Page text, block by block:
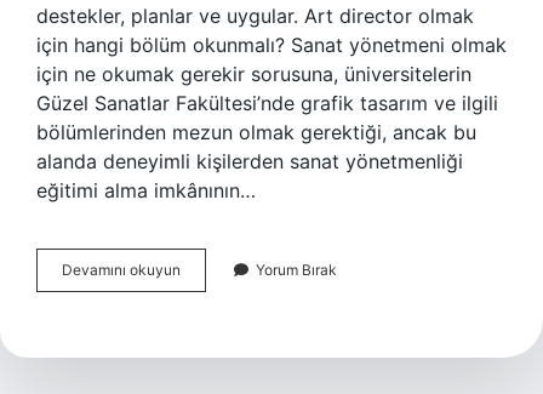
destekler, planlar ve uygular. Art director olmak
için hangi bölüm okunmalı? Sanat yönetmeni olmak
için ne okumak gerekir sorusuna, üniversitelerin
Güzel Sanatlar Fakültesi’nde grafik tasarım ve ilgili
bölümlerinden mezun olmak gerektiği, ancak bu
alanda deneyimli kişilerden sanat yönetmenliği
eğitimi alma imkânının…
Devamını okuyun
Art
Demek
Yorum Bırak